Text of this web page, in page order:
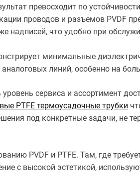
превосходит по
проводов и разъемов PVDF
надписей, что удобно при
минимальные
линий, особенно на
сервиса и ассортимент
PTFE термоусадочные трубки
под конкретные задачи, не
PVDF и PTFE. Там, где
с высокой эстетикой,